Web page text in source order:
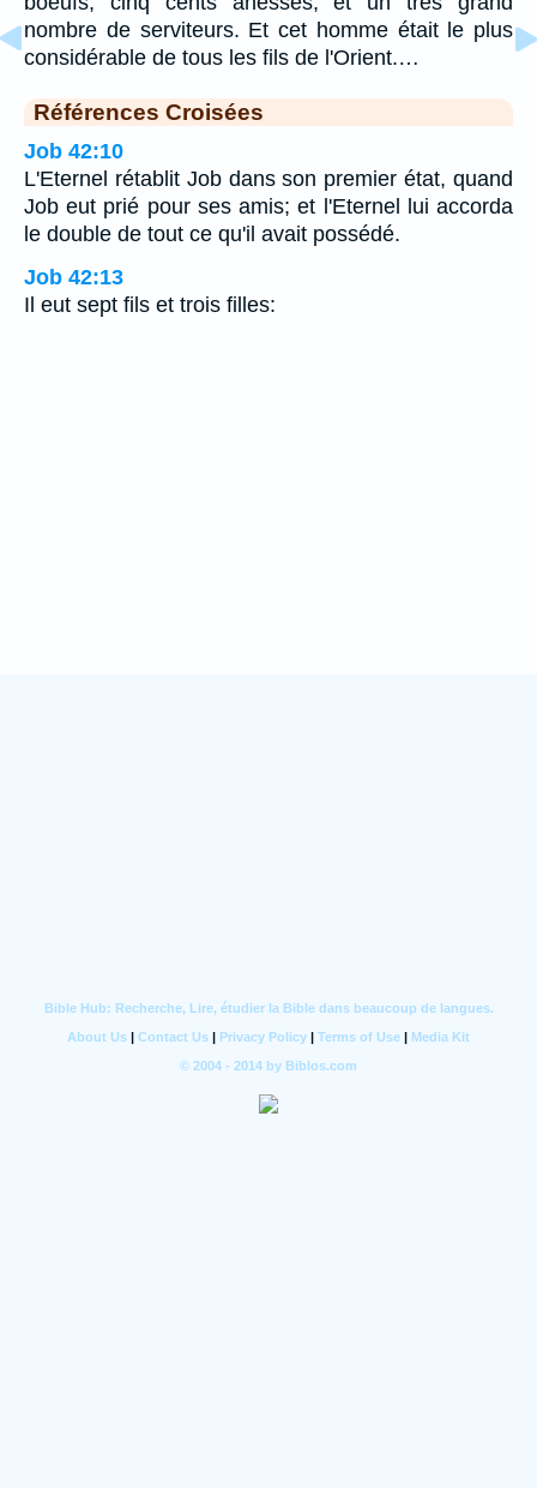
nombre de serviteurs. Et cet homme était le plus
considérable de tous les fils de l'Orient.…
Références Croisées
Job 42:10
L'Eternel rétablit Job dans son premier état, quand
Job eut prié pour ses amis; et l'Eternel lui accorda
le double de tout ce qu'il avait possédé.
Job 42:13
Il eut sept fils et trois filles: